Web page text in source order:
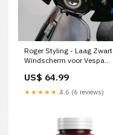
Roger Styling - Laag Zwart
Windscherm voor Vespa
US$ 64.99
★★★★★ 4.6 (6 reviews)